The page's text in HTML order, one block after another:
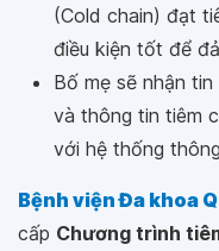
(Cold chain) đạt
điều kiện tốt để
Bố mẹ sẽ nhận
và thông tin tiêm
với hệ thống
Bệnh viện Đa khoa
cấp Chương trình